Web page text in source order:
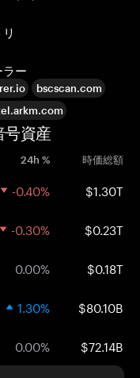
ラー
bscscan.com
号資産
24h % 時価総額
-0.40% $1.30T
-0.30% $0.23T
0.00% $0.18T
1.30% $80.10B
0.00% $72.14B